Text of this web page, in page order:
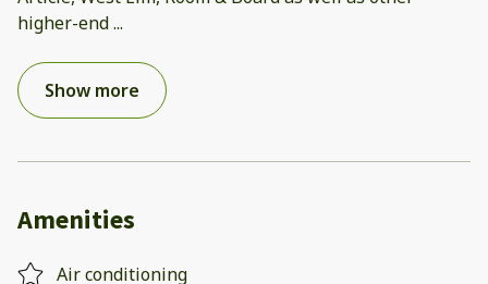
higher-end...
Show more
Amenities
Air conditioning